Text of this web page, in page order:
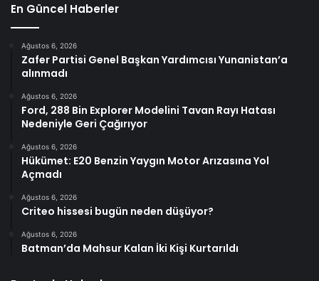
En Güncel Haberler
Ağustos 6, 2026
Zafer Partisi Genel Başkan Yardımcısı Yunanistan’a
alınmadı
Ağustos 6, 2026
Ford, 288 Bin Explorer Modelini Tavan Rayı Hatası
Nedeniyle Geri Çağırıyor
Ağustos 6, 2026
Hükümet: E20 Benzin Yaygın Motor Arızasına Yol
Açmadı
Ağustos 6, 2026
Criteo hissesi bugün neden düşüyor?
Ağustos 6, 2026
Batman’da Mahsur Kalan İki Kişi Kurtarıldı